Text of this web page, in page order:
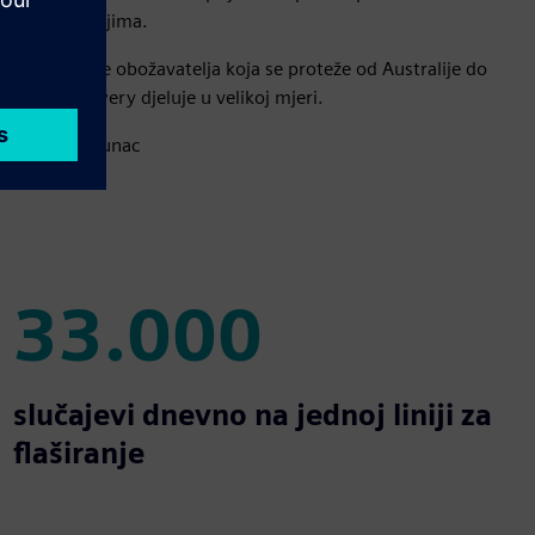
područjima.
pića do baze obožavatelja koja se proteže od Australije do
Master Brewery djeluje u velikoj mjeri.
je vrhunac
33.000
33.000
slučajevi dnevno na jednoj liniji za
flaširanje